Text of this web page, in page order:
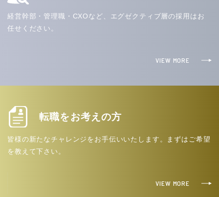
経営幹部・管理職・CXOなど、エグゼクティブ層の採用はお
任せください。
VIEW MORE
転職をお考えの方
皆様の新たなチャレンジをお手伝いいたします。まずはご希望
を教えて下さい。
VIEW MORE